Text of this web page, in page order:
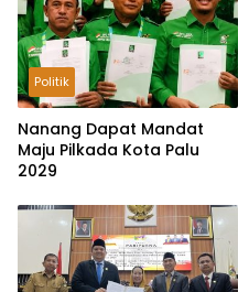
Politik
Nanang Dapat Mandat
Maju Pilkada Kota Palu
2029